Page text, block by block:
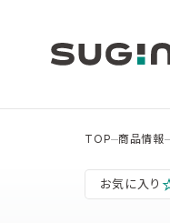
TOP 商品情報
お気に入り